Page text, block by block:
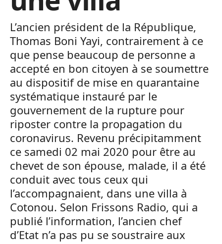
L’ancien président de la République,
Thomas Boni Yayi, contrairement à ce
que pense beaucoup de personne a
accepté en bon citoyen à se soumettre
au dispositif de mise en quarantaine
systématique instauré par le
gouvernement de la rupture pour
riposter contre la propagation du
coronavirus. Revenu précipitamment
ce samedi 02 mai 2020 pour être au
chevet de son épouse, malade, il a été
conduit avec tous ceux qui
l’accompagnaient, dans une villa à
Cotonou. Selon Frissons Radio, qui a
publié l’information, l’ancien chef
d’Etat n’a pas pu se soustraire aux